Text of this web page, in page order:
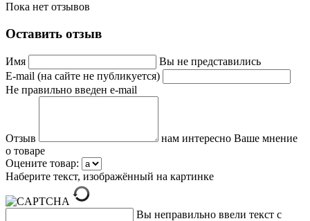
Пока нет отзывов
Оставить отзыв
Имя
Вы не представились
E-mail (на сайте не публикуется)
Не правильно введен e-mail
Отзыв
нам интересно Ваше мнение
о товаре
Оцените товар:
Наберите текст, изображённый на картинке
Вы неправильно ввели текст с